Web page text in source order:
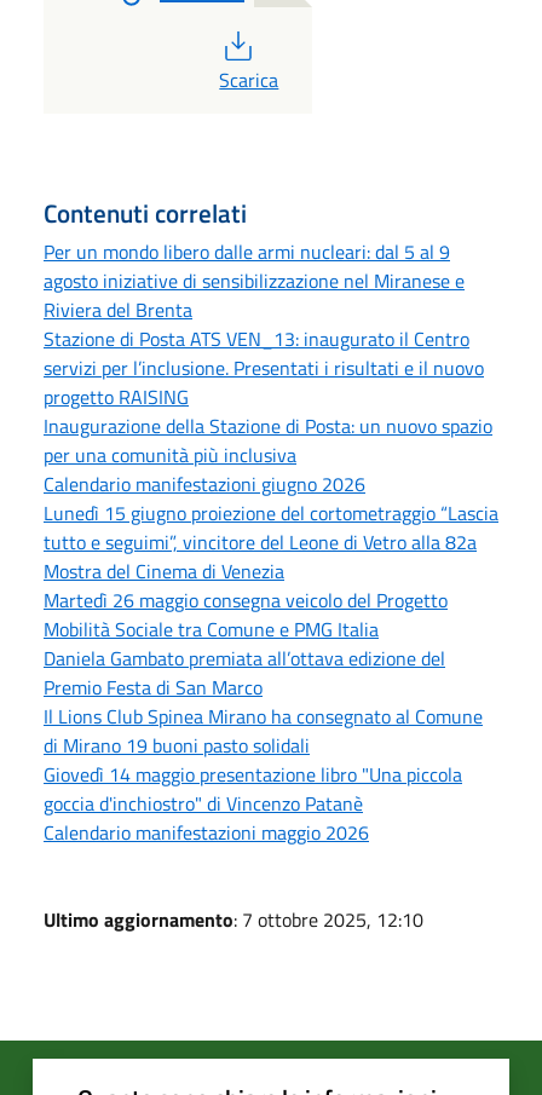
PDF
Scarica
Contenuti correlati
Per un mondo libero dalle armi nucleari: dal 5 al 9
agosto iniziative di sensibilizzazione nel Miranese e
Riviera del Brenta
Stazione di Posta ATS VEN_13: inaugurato il Centro
servizi per l’inclusione. Presentati i risultati e il nuovo
progetto RAISING
Inaugurazione della Stazione di Posta: un nuovo spazio
per una comunità più inclusiva
Calendario manifestazioni giugno 2026
Lunedì 15 giugno proiezione del cortometraggio “Lascia
tutto e seguimi”, vincitore del Leone di Vetro alla 82a
Mostra del Cinema di Venezia
Martedì 26 maggio consegna veicolo del Progetto
Mobilità Sociale tra Comune e PMG Italia
Daniela Gambato premiata all’ottava edizione del
Premio Festa di San Marco
Il Lions Club Spinea Mirano ha consegnato al Comune
di Mirano 19 buoni pasto solidali
Giovedì 14 maggio presentazione libro "Una piccola
goccia d'inchiostro" di Vincenzo Patanè
Calendario manifestazioni maggio 2026
Ultimo aggiornamento: 7 ottobre 2025, 12:10